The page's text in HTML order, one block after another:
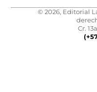
© 2026, Editorial
Cr.